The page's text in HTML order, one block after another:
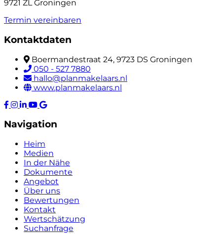
9721 ZL Groningen
Termin vereinbaren
Kontaktdaten
Boermandestraat 24, 9723 DS Groningen
050 - 527 7880
hallo@planmakelaars.nl
www.planmakelaars.nl
Navigation
Heim
Medien
In der Nähe
Dokumente
Angebot
Über uns
Bewertungen
Kontakt
Wertschätzung
Suchanfrage